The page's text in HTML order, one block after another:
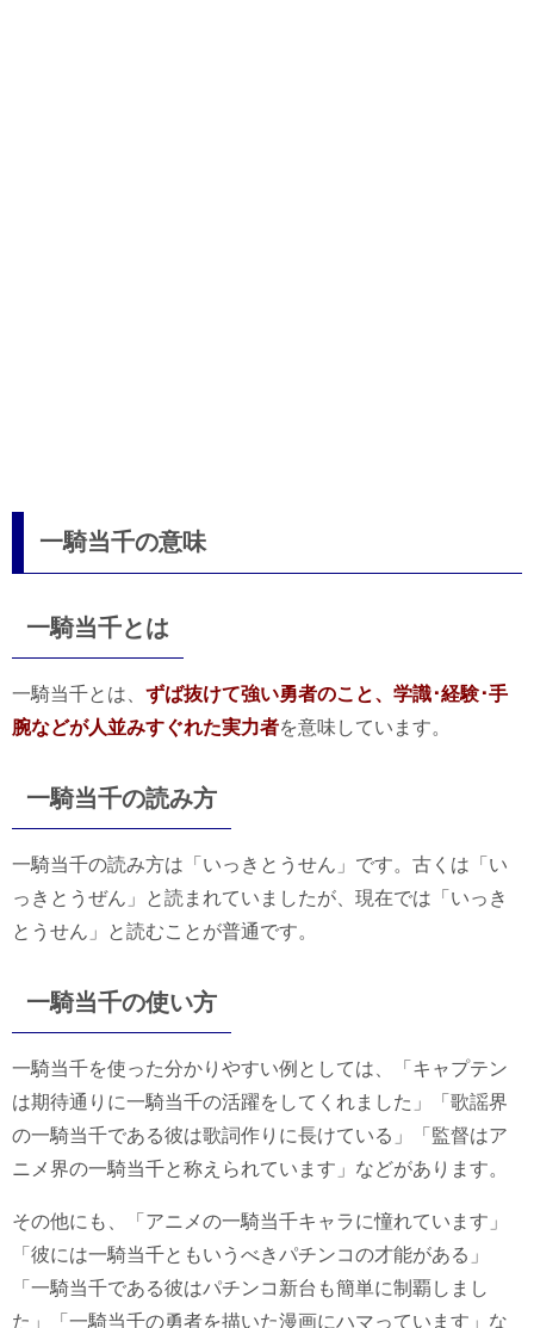
一騎当千の意味
一騎当千とは
一騎当千とは、 ずば抜けて強い勇者のこと、学識･経験･手
腕などが人並みすぐれた実力者を意味しています。
一騎当千の読み方
一騎当千の読み方は「いっきとうせん」です。古くは「い
っきとうぜん」と読まれていましたが、現在では「いっき
とうせん」と読むことが普通です。
一騎当千の使い方
一騎当千を使った分かりやすい例としては、「キャプテン
は期待通りに一騎当千の活躍をしてくれました」「歌謡界
の一騎当千である彼は歌詞作りに長けている」「監督はア
ニメ界の一騎当千と称えられています」などがあります。
その他にも、「アニメの一騎当千キャラに憧れています」
「彼には一騎当千ともいうべきパチンコの才能がある」
「一騎当千である彼はパチンコ新台も簡単に制覇しまし
た」「一騎当千の勇者を描いた漫画にハマっています」な